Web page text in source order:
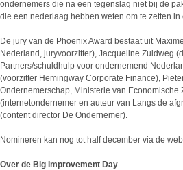
ondernemers die na een tegenslag niet bij de
die een nederlaag hebben weten om te zetten
De jury van de Phoenix Award bestaat uit
Nederland, juryvoorzitter), Jacqueline Zuidweg
Partners/schuldhulp voor ondernemend
(voorzitter Hemingway Corporate Finance),
Ondernemerschap, Ministerie van Economische
(internetondernemer en auteur van Langs de
(content director De Ondernemer).
Nomineren kan nog tot half december via de
Over de Big Improvement Day